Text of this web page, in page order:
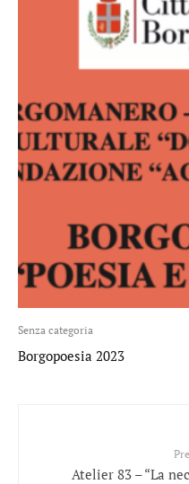
Senza categoria
Borgopoesia 2023
Atelier 83 – “La